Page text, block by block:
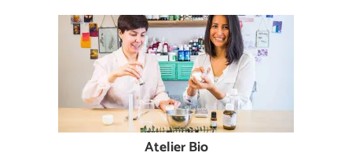
Atelier Bio